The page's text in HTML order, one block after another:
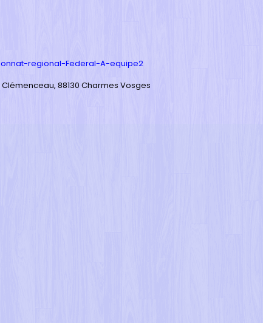
regional-Federal-A-equipe2
88130 Charmes Vosges